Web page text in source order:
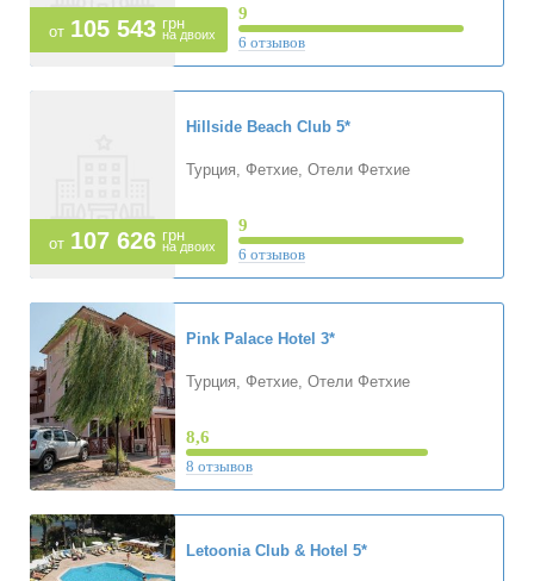
от 105 543 грн
на двоих
9
6 отзывов
от 107 626 грн
на двоих
Hillside Beach Club 5*
Турция, Фетхие, Отели Фетхие
9
6 отзывов
Pink Palace Hotel 3*
Турция, Фетхие, Отели Фетхие
8,6
8 отзывов
Letoonia Club & Hotel 5*